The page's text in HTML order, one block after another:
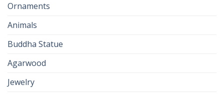
Ornaments
Animals
Buddha Statue
Agarwood
Jewelry